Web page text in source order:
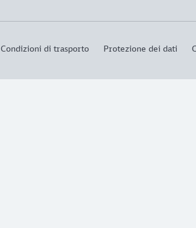
Condizioni di trasporto Protezione dei dati